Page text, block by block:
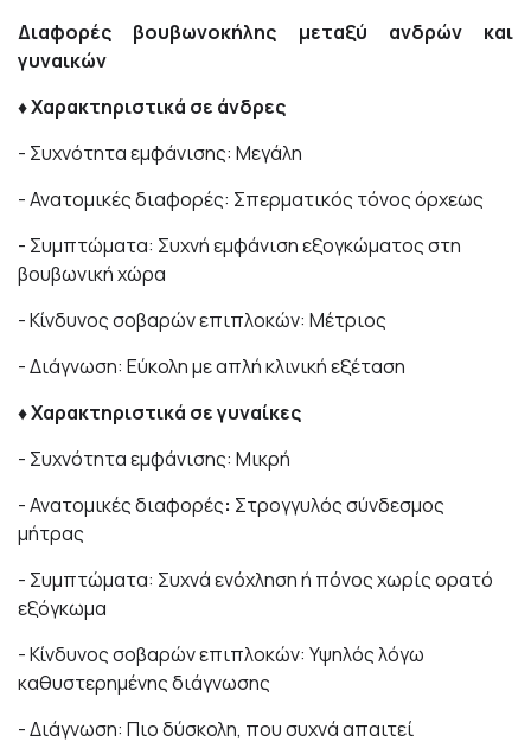
Διαφορές βουβωνοκήλης μεταξύ ανδρών και
γυναικών
♦ Χαρακτηριστικά σε άνδρες
- Συχνότητα εμφάνισης: Μεγάλη
- Ανατομικές διαφορές: Σπερματικός τόνος όρχεως
- Συμπτώματα: Συχνή εμφάνιση εξογκώματος στη
βουβωνική χώρα
- Κίνδυνος σοβαρών επιπλοκών: Μέτριος
- Διάγνωση: Εύκολη με απλή κλινική εξέταση
♦ Χαρακτηριστικά σε γυναίκες
- Συχνότητα εμφάνισης: Μικρή
- Ανατομικές διαφορές: Στρογγυλός σύνδεσμος
μήτρας
- Συμπτώματα: Συχνά ενόχληση ή πόνος χωρίς ορατό
εξόγκωμα
- Κίνδυνος σοβαρών επιπλοκών: Υψηλός λόγω
καθυστερημένης διάγνωσης
- Διάγνωση: Πιο δύσκολη, που συχνά απαιτεί